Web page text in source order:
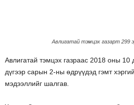
Авлигатай тэмцэх газарт 299
Авлигатай тэмцэх газраас 2018 оны 10
дүгээр сарын 2-ны өдрүүдэд гэмт
мэдээллийг шалгав.